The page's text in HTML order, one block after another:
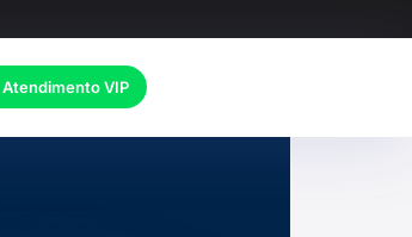
Atendimento VIP